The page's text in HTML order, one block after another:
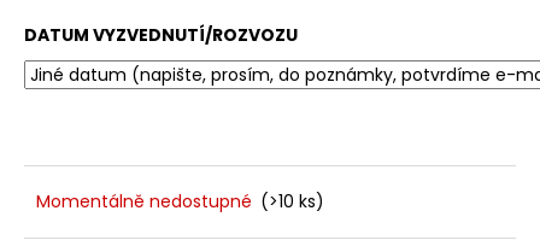
DATUM VYZVEDNUTÍ/ROZVOZU
Momentálně nedostupné (>10 ks)